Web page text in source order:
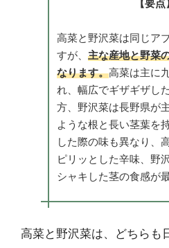
【要点
高菜と野沢菜は同じア
すが、 主な産地と野菜
なります。高菜は主に
れ、幅広でギザギザし
方、野沢菜は長野県が
ような根と長い茎葉を
した際の味も異なり、
ピリッとした辛味、野
シャキした茎の食感が
高菜と野沢菜は、どちらも